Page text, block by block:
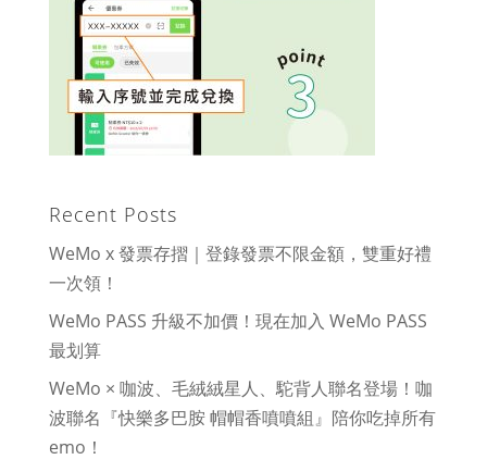
Recent Posts
WeMo x 發票存摺｜登錄發票不限金額，雙重好禮
一次領！
WeMo PASS 升級不加價！現在加入 WeMo PASS
最划算
WeMo × 咖波、毛絨絨星人、駝背人聯名登場！咖
波聯名『快樂多巴胺 帽帽香噴噴組』陪你吃掉所有
emo！